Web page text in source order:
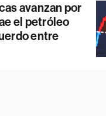
avanzan por
el petróleo
entre